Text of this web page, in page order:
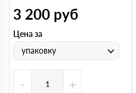
3 200 руб
Цена за
упаковку
- +